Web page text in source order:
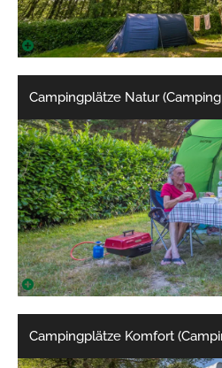
Campingplätze Natur
Campingplätze Komfort